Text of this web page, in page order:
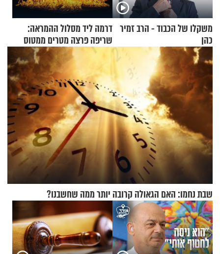
משקלו של הכבוד - הרב זמיר
כהן
דרמה ליד מסלול ההמראה:
שריפה פרצה מטרים ממטוס
מלא בנוסעים
שבת נחמו: האם הגאולה קרובה יותר ממה שחשבנו?